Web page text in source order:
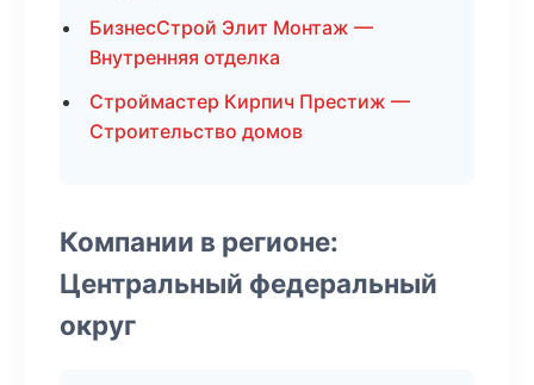
БизнесСтрой Элит Монтаж —
Внутренняя отделка
Строймастер Кирпич Престиж —
Строительство домов
Компании в регионе:
Центральный федеральный
округ